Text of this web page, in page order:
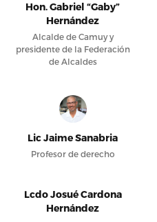
Hon. Gabriel “Gaby”
Hernández
Alcalde de Camuy y
presidente de la Federación
de Alcaldes
Lic Jaime Sanabria
Profesor de derecho
Lcdo Josué Cardona
Hernández